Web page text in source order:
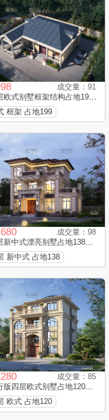
成交量：91
一层欧式别墅框架结构占地199...
框架 占地199
成交量：98
三层新中式漂亮别墅占地138平...
新中式 占地138
成交量：85
流行版四层欧式别墅占地120平...
欧式 占地120